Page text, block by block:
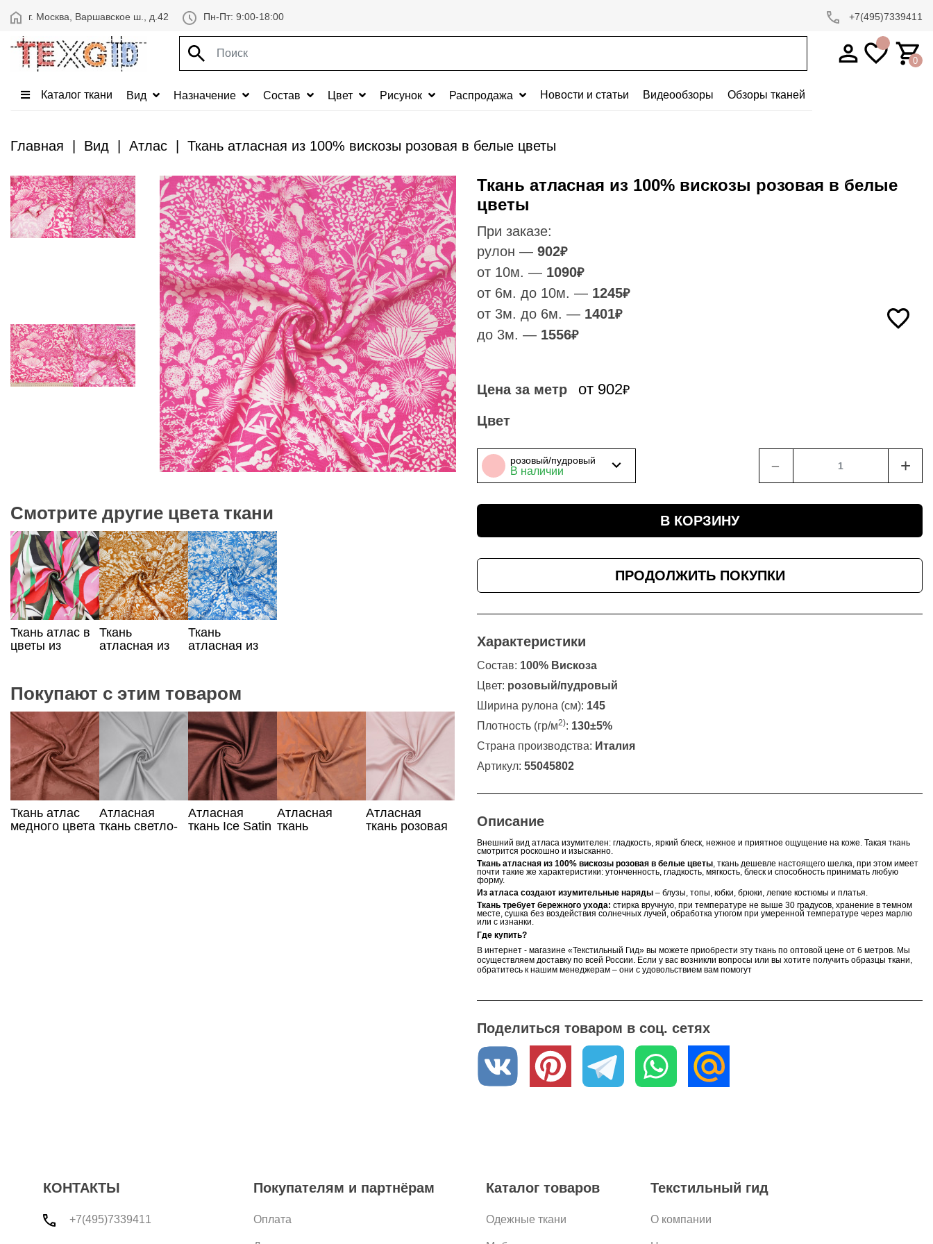
г. Москва, Варшавское ш., д.42 Пн-Пт: 9:00-18:00 +7(495)7339411
0
Каталог ткани Вид Назначение Состав Цвет Рисунок Распродажа Новости и статьи Видеообзоры Обзоры тканей
Главная Вид Атлас Ткань атласная из 100% вискозы розовая в белые цветы
Ткань атласная из 100% вискозы розовая в белые
цветы
При заказе:
рулон — 902₽
от 10м. — 1090₽
от 6м. до 10м. — 1245₽
от 3м. до 6м. — 1401₽
до 3м. — 1556₽
Цена за метр от 902₽
Цвет
розовый/пудровый
В наличии ﹣ +
В КОРЗИНУ
ПРОДОЛЖИТЬ ПОКУПКИ
Характеристики
Состав: 100% Вискоза
Цвет: розовый/пудровый
Ширина рулона (см): 145
Плотность (гр/м2): 130±5%
Страна производства: Италия
Артикул: 55045802
Описание
Внешний вид атласа изумителен: гладкость, яркий блеск, нежное и приятное ощущение на коже. Такая ткань
смотрится роскошно и изысканно.
Ткань атласная из 100% вискозы розовая в белые цветы, ткань дешевле настоящего шелка, при этом имеет
почти такие же характеристики: утонченность, гладкость, мягкость, блеск и способность принимать любую
форму.
Из атласа создают изумительные наряды – блузы, топы, юбки, брюки, легкие костюмы и платья.
Ткань требует бережного ухода: стирка вручную, при температуре не выше 30 градусов, хранение в темном
месте, сушка без воздействия солнечных лучей, обработка утюгом при умеренной температуре через марлю
или с изнанки.
Где купить?
В интернет - магазине «Текстильный Гид» вы можете приобрести эту ткань по оптовой цене от 6 метров. Мы
осуществляем доставку по всей России. Если у вас возникли вопросы или вы хотите получить образцы ткани,
обратитесь к нашим менеджерам – они с удовольствием вам помогут
Поделиться товаром в соц. сетях
Смотрите другие цвета ткани
Ткань атлас в
цветы из
Ткань
атласная из
Ткань
атласная из
Покупают с этим товаром
Ткань атлас
медного цвета
Атласная
ткань светло-
Атласная
ткань Ice Satin
Атласная
ткань
Атласная
ткань розовая
КОНТАКТЫ
+7(495)7339411
Покупателям и партнёрам
Оплата
Каталог товаров
Одежные ткани
Текстильный гид
О компании